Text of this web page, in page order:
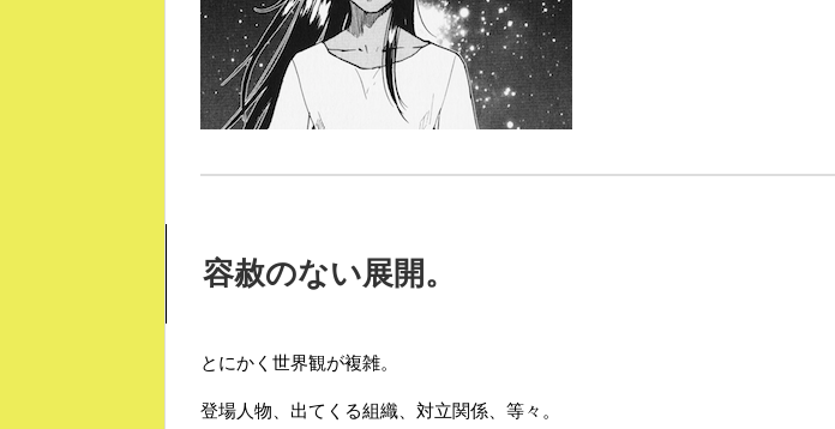
容赦のない展開。
とにかく世界観が複雑。
登場人物、出てくる組織、対立関係、等々。